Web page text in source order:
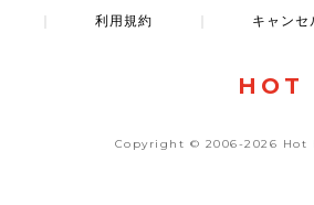
利用規約 キャンセ
HOT
Copyright © 2006-2026